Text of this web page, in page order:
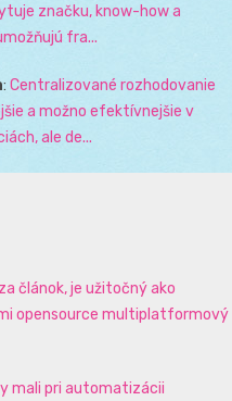
značku, know-how a
fra...
: Centralizované rozhodovanie
a možno efektívnejšie v
ale de...
článok, je užitočný ako
opensource multiplatformový
mali pri automatizácii